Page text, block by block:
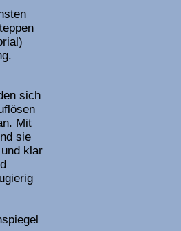
sich
Mit
sie
klar